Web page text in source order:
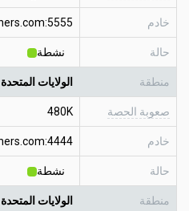
خادم
حالة نشطة
منطقة الولايات
صعوبة الحصة 480K
خادم
حالة نشطة
منطقة الولايات